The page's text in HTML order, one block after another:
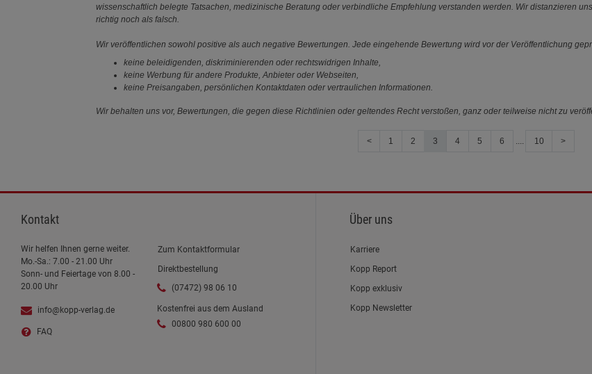
wissenschaftlich belegte Tatsachen, medizinische Beratung oder verbindliche Empfehlung verstanden werden. Wir distanzieren
richtig noch als falsch.
Wir veröffentlichen sowohl positive als auch negative Bewertungen. Jede eingehende Bewertung wird vor der Veröffentlichung
keine beleidigenden, diskriminierenden oder rechtswidrigen Inhalte,
keine Werbung für andere Produkte, Anbieter oder Webseiten,
keine Preisangaben, persönlichen Kontaktdaten oder vertraulichen Informationen.
Wir behalten uns vor, Bewertungen, die gegen diese Richtlinien oder geltendes Recht verstoßen, ganz oder teilweise nicht zu
< 1 2 3 4 5 6 10 >
Kontakt
Wir helfen Ihnen gerne weiter.
Mo.-Sa.: 7.00 - 21.00 Uhr
Sonn- und Feiertage von 8.00 -
20.00 Uhr
info@kopp-verlag.de
FAQ
Zum Kontaktformular
Direktbestellung
(07472) 98 06 10
Kostenfrei aus dem Ausland
00800 980 600 00
Über uns
Karriere
Kopp Report
Kopp exklusiv
Kopp Newsletter